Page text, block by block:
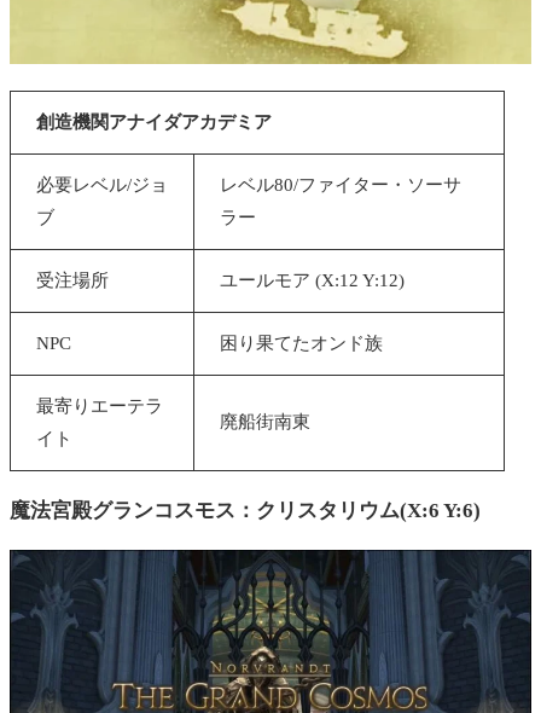
創造機関アナイダアカデミア
必要レベル/ジョ
ブ
レベル80/ファイター・ソーサ
ラー
受注場所 ユールモア (X:12 Y:12)
NPC 困り果てたオンド族
最寄りエーテラ
イト
廃船街南東
魔法宮殿グランコスモス： クリスタリウム(X:6 Y:6)